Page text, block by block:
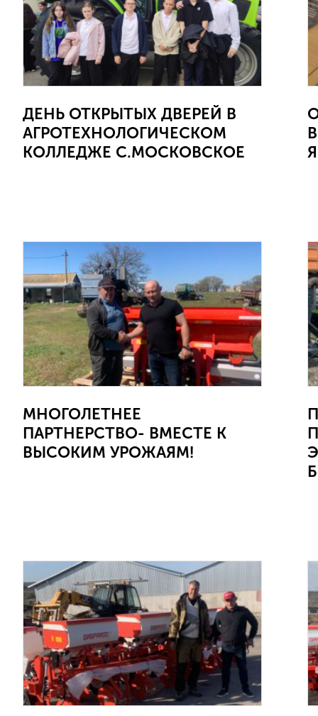
ДЕНЬ ОТКРЫТЫХ ДВЕРЕЙ В
АГРОТЕХНОЛОГИЧЕСКОМ
КОЛЛЕДЖЕ С.МОСКОВСКОЕ
МНОГОЛЕТНЕЕ
ПАРТНЕРСТВО- ВМЕСТЕ К
ВЫСОКИМ УРОЖАЯМ!